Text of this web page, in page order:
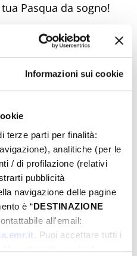
Informazioni sui cookie
terze parti per finalità:
analitiche (per le
/ di profilazione (relativi
pubblicità
navigazione delle pagine
è “DESTINAZIONE
all'email:
. Puoi accettare tutti i
tutti i cookie”,
Pasqua da sogno!